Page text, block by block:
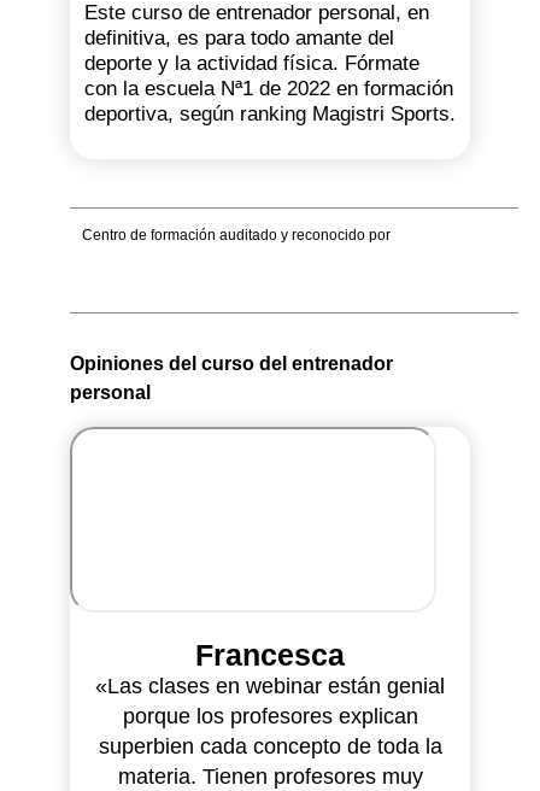
Este curso de entrenador personal, en
definitiva, es para todo amante del
deporte y la actividad física. Fórmate
con la escuela Nª1 de 2022 en formación
deportiva, según ranking Magistri Sports.
Centro de formación auditado y reconocido por
Opiniones del curso del entrenador
personal
Francesca
«Las clases en webinar están genial
porque los profesores explican
superbien cada concepto de toda la
materia. Tienen profesores muy